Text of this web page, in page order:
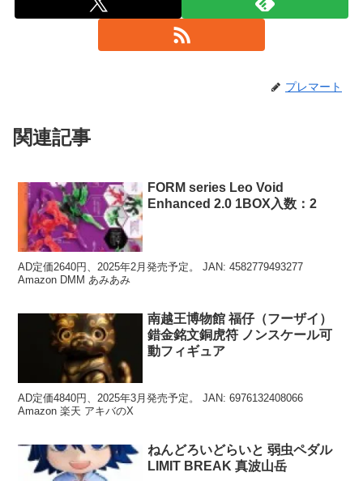
プレマート
関連記事
FORM series Leo Void
Enhanced 2.0 1BOX入数：2
AD定価2640円、2025年2月発売予定。 JAN: 4582779493277
Amazon DMM あみあみ
南越王博物館 福仔（フーザイ）
錯金銘文銅虎符 ノンスケール可
動フィギュア
AD定価4840円、2025年3月発売予定。 JAN: 6976132408066
Amazon 楽天 アキバのX
ねんどろいどらいと 弱虫ペダル
LIMIT BREAK 真波山岳